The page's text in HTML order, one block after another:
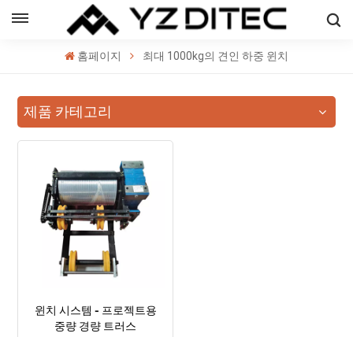
홈페이지 최대 1000kg의 견인 하중 윈치
제품 카테고리
윈치 시스템 - 프로젝트용
중량 경량 트러스